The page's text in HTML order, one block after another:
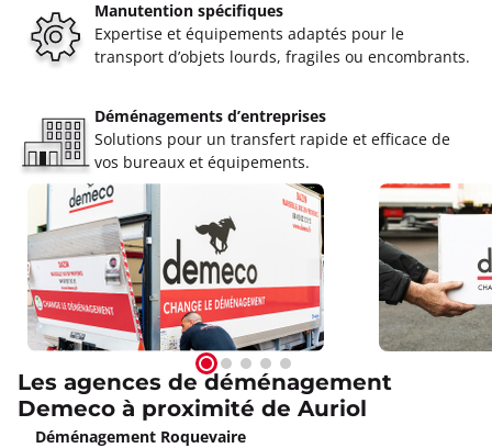
Manutention spécifiques
Expertise et équipements adaptés pour le
transport d’objets lourds, fragiles ou encombrants.
Déménagements d’entreprises
Solutions pour un transfert rapide et efficace de
vos bureaux et équipements.
Les agences de déménagement
Demeco à proximité de Auriol
Déménagement Roquevaire